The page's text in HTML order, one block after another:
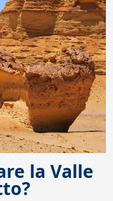
la Valle